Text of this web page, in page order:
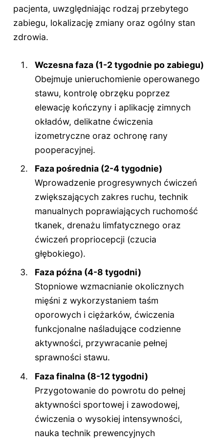
pacjenta, uwzględniając rodzaj przebytego
zabiegu, lokalizację zmiany oraz ogólny stan
zdrowia.
Wczesna faza (1-2 tygodnie po zabiegu)
Obejmuje unieruchomienie operowanego
stawu, kontrolę obrzęku poprzez
elewację kończyny i aplikację zimnych
okładów, delikatne ćwiczenia
izometryczne oraz ochronę rany
pooperacyjnej.
Faza pośrednia (2-4 tygodnie)
Wprowadzenie progresywnych ćwiczeń
zwiększających zakres ruchu, technik
manualnych poprawiających ruchomość
tkanek, drenażu limfatycznego oraz
ćwiczeń propriocepcji (czucia
głębokiego).
Faza późna (4-8 tygodni)
Stopniowe wzmacnianie okolicznych
mięśni z wykorzystaniem taśm
oporowych i ciężarków, ćwiczenia
funkcjonalne naśladujące codzienne
aktywności, przywracanie pełnej
sprawności stawu.
Faza finalna (8-12 tygodni)
Przygotowanie do powrotu do pełnej
aktywności sportowej i zawodowej,
ćwiczenia o wysokiej intensywności,
nauka technik prewencyjnych